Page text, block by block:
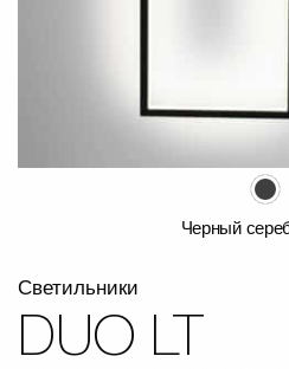
Черный
Светильники
DUO LT